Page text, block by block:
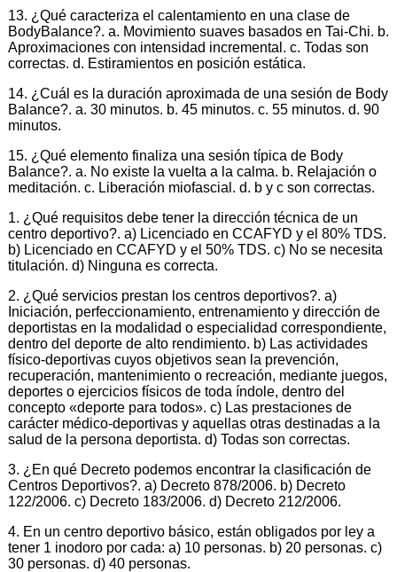
13. ¿Qué caracteriza el calentamiento en una clase de
BodyBalance?. a. Movimiento suaves basados en Tai-Chi. b.
Aproximaciones con intensidad incremental. c. Todas son
correctas. d. Estiramientos en posición estática.
14. ¿Cuál es la duración aproximada de una sesión de Body
Balance?. a. 30 minutos. b. 45 minutos. c. 55 minutos. d. 90
minutos.
15. ¿Qué elemento finaliza una sesión típica de Body
Balance?. a. No existe la vuelta a la calma. b. Relajación o
meditación. c. Liberación miofascial. d. b y c son correctas.
1. ¿Qué requisitos debe tener la dirección técnica de un
centro deportivo?. a) Licenciado en CCAFYD y el 80% TDS.
b) Licenciado en CCAFYD y el 50% TDS. c) No se necesita
titulación. d) Ninguna es correcta.
2. ¿Qué servicios prestan los centros deportivos?. a)
Iniciación, perfeccionamiento, entrenamiento y dirección de
deportistas en la modalidad o especialidad correspondiente,
dentro del deporte de alto rendimiento. b) Las actividades
físico-deportivas cuyos objetivos sean la prevención,
recuperación, mantenimiento o recreación, mediante juegos,
deportes o ejercicios físicos de toda índole, dentro del
concepto «deporte para todos». c) Las prestaciones de
carácter médico-deportivas y aquellas otras destinadas a la
salud de la persona deportista. d) Todas son correctas.
3. ¿En qué Decreto podemos encontrar la clasificación de
Centros Deportivos?. a) Decreto 878/2006. b) Decreto
122/2006. c) Decreto 183/2006. d) Decreto 212/2006.
4. En un centro deportivo básico, están obligados por ley a
tener 1 inodoro por cada: a) 10 personas. b) 20 personas. c)
30 personas. d) 40 personas.